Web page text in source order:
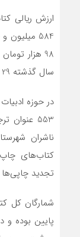
ارزش ریالی
98 هزار
سال گذشته 29 درصد رشد داشته است.
تجدید چاپی‌ها 539 عنوان بوده است.
شمارگان کل